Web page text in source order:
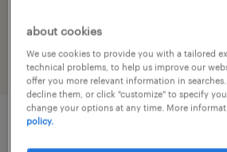
warehousing & distribution
job details
about cookies
We use cookies to provide you with a tailored
technical problems, to help us improve our
offer you more relevant information in
decline them, or click "customize" to specify
change your options at any time. More
policy.